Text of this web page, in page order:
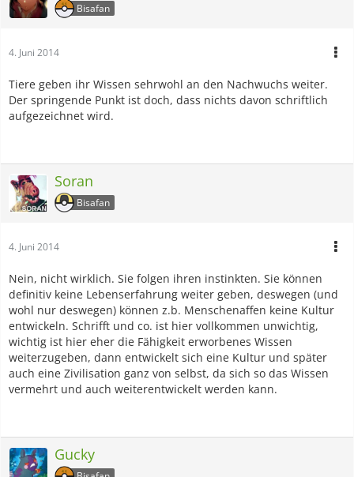
Bisafan
4. Juni 2014
Tiere geben ihr Wissen sehrwohl an den Nachwuchs weiter.
Der springende Punkt ist doch, dass nichts davon schriftlich
aufgezeichnet wird.
Soran
Bisafan
4. Juni 2014
Nein, nicht wirklich. Sie folgen ihren instinkten. Sie können
definitiv keine Lebenserfahrung weiter geben, deswegen (und
wohl nur deswegen) können z.b. Menschenaffen keine Kultur
entwickeln. Schrifft und co. ist hier vollkommen unwichtig,
wichtig ist hier eher die Fähigkeit erworbenes Wissen
weiterzugeben, dann entwickelt sich eine Kultur und später
auch eine Zivilisation ganz von selbst, da sich so das Wissen
vermehrt und auch weiterentwickelt werden kann.
Gucky